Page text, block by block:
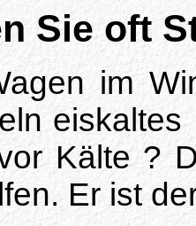
Sie oft
im
Kälte ?
Er ist